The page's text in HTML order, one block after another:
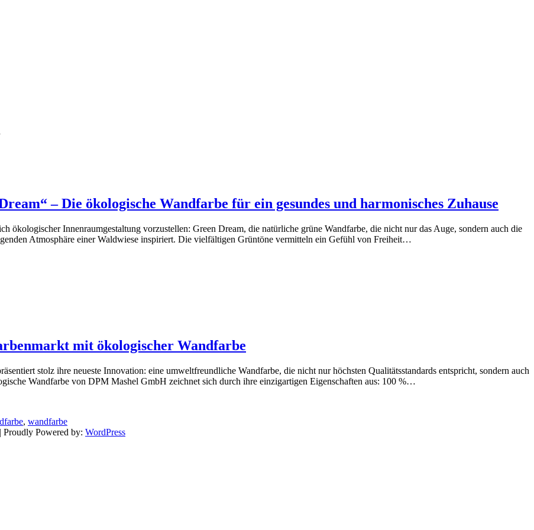
– Die ökologische Wandfarbe für ein gesundes und harmonisches Zuhause
ökologischer Innenraumgestaltung vorzustellen: Green Dream, die natürliche grüne Wandfarbe, die nicht nur das Auge, sondern auch die
Atmosphäre einer Waldwiese inspiriert. Die vielfältigen Grüntöne vermitteln ein Gefühl von Freiheit…
mit ökologischer Wandfarbe
stolz ihre neueste Innovation: eine umweltfreundliche Wandfarbe, die nicht nur höchsten Qualitätsstandards entspricht, sondern auch
Wandfarbe von DPM Mashel GmbH zeichnet sich durch ihre einzigartigen Eigenschaften aus: 100 %…
, wandfarbe
| Proudly Powered by: WordPress